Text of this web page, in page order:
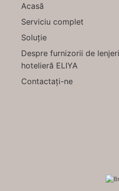
Acasă
Serviciu complet
Soluție
Despre furnizorii de
hotelieră ELIYA
Contactați-ne